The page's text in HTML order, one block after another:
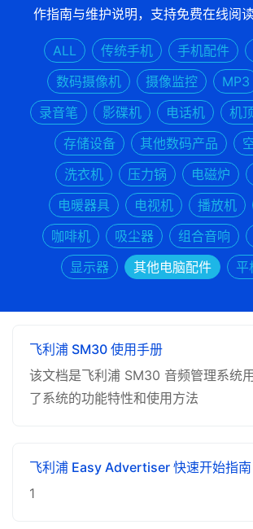
作指南与维护说明，支持免费在线阅读
ALL 传统手机 手机配件
数码摄像机
摄像监控 MP3
录音笔
影碟机 电话机 机
存储设备
其他数码产品
洗衣机
压力锅 电磁炉
电暖器具
电视机 播放机
咖啡机
吸尘器 组合音响
显示器
其他电脑配件 平
飞利浦 SM30 使用手册
该文档是飞利浦 SM30 音频管理系统
了系统的功能特性和使用方法
飞利浦 Easy Advertiser 快速开始指南
1